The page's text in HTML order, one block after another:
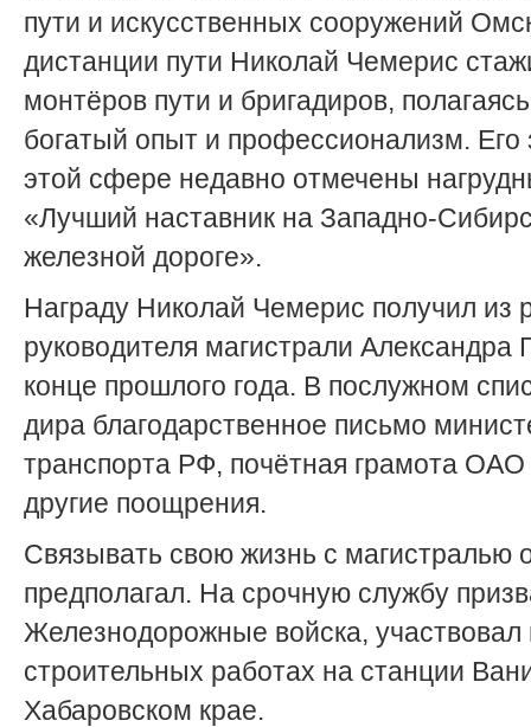
пути и искусственных сооружений
дистанции пути Николай Чемерис
монтёров пути и брига­диров,
богатый опыт и профессионализм. Его
этой сфере недавно отмечены
«Лучший наставник на Западно-
железной дороге».
Награду Николай Чемерис получил из
руководителя магистрали Александра
конце прошлого года. В послужном
дира благодарственное письмо
транспорта РФ, почётная грамота
другие поощрения.
Связывать свою жизнь с магистралью
предполагал. На срочную службу
Железнодорожные войска, участвовал
строительных работах на станции
Хабаровском крае.